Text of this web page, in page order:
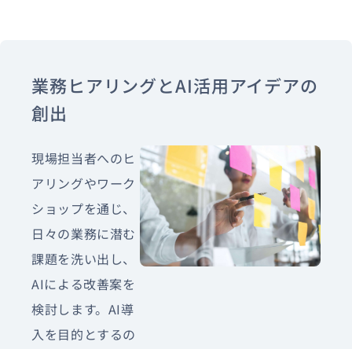
業務ヒアリングとAI活用アイデアの
創出
現場担当者へのヒ
アリングやワーク
ショップを通じ、
日々の業務に潜む
課題を洗い出し、
AIによる改善案を
検討します。AI導
入を目的とするの